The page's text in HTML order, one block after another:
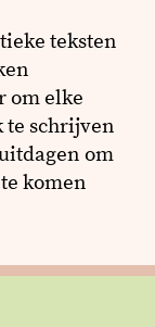
teksten
om elke
te schrijven
om
komen